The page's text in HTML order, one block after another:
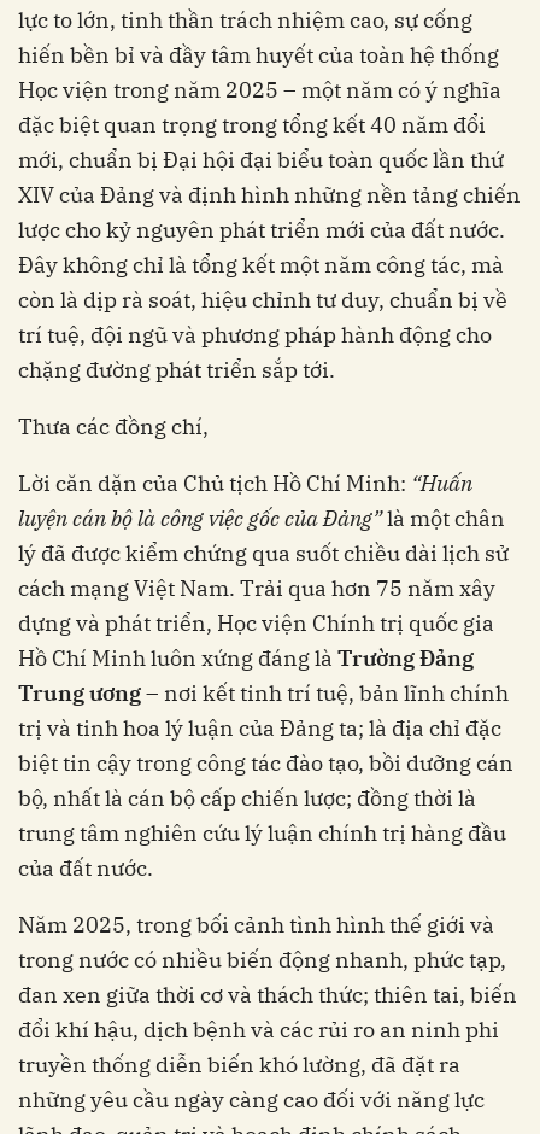
lực to lớn, tinh thần trách nhiệm cao, sự cống
hiến bền bỉ và đầy tâm huyết của toàn hệ thống
Học viện trong năm 2025 – một năm có ý nghĩa
đặc biệt quan trọng trong tổng kết 40 năm đổi
mới, chuẩn bị Đại hội đại biểu toàn quốc lần thứ
XIV của Đảng và định hình những nền tảng chiến
lược cho kỷ nguyên phát triển mới của đất nước.
Đây không chỉ là tổng kết một năm công tác, mà
còn là dịp rà soát, hiệu chỉnh tư duy, chuẩn bị về
trí tuệ, đội ngũ và phương pháp hành động cho
chặng đường phát triển sắp tới.
Thưa các đồng chí,
Lời căn dặn của Chủ tịch Hồ Chí Minh: “Huấn
luyện cán bộ là công việc gốc của Đảng”là một chân
lý đã được kiểm chứng qua suốt chiều dài lịch sử
cách mạng Việt Nam. Trải qua hơn 75 năm xây
dựng và phát triển, Học viện Chính trị quốc gia
Hồ Chí Minh luôn xứng đáng là Trường Đảng
Trung ương– nơi kết tinh trí tuệ, bản lĩnh chính
trị và tinh hoa lý luận của Đảng ta; là địa chỉ đặc
biệt tin cậy trong công tác đào tạo, bồi dưỡng cán
bộ, nhất là cán bộ cấp chiến lược; đồng thời là
trung tâm nghiên cứu lý luận chính trị hàng đầu
của đất nước.
Năm 2025, trong bối cảnh tình hình thế giới và
trong nước có nhiều biến động nhanh, phức tạp,
đan xen giữa thời cơ và thách thức; thiên tai, biến
đổi khí hậu, dịch bệnh và các rủi ro an ninh phi
truyền thống diễn biến khó lường, đã đặt ra
những yêu cầu ngày càng cao đối với năng lực